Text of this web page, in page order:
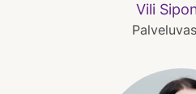
Vili